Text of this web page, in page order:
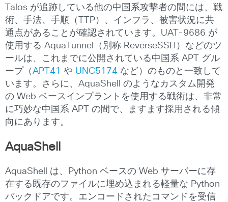
Talos が追跡している他の中国系攻撃者の間には、戦
術、手法、手順（TTP）、インフラ、被害状況に共
通点があることが確認されています。UAT-9686 が
使用する AquaTunnel（別称 ReverseSSH）などのツ
ールは、これまでに公開されている中国系 APT グル
ープ（APT41 や UNC5174 など）のものと一致して
います。さらに、AquaShell のようなカスタム開発
の Web ベースインプラントを使用する戦術は、非常
に巧妙な中国系 APT の間で、ますます採用される傾
向にあります。
AquaShell
AquaShell は、Python ベースの Web サーバーに存
在する既存のファイルに埋め込まれる軽量な Python
バックドアです。エンコードされたコマンドを受信